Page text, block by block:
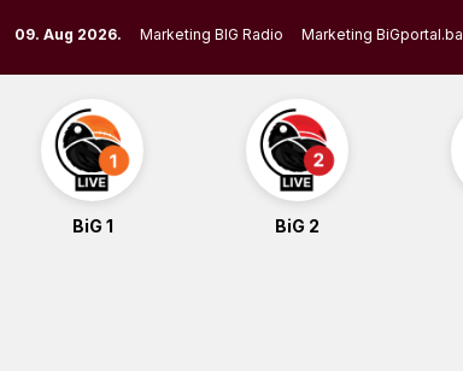
to
content
09. Aug 2026. Marketing BIG Radio Marketing BiGportal.ba
BiG 1 BiG 2